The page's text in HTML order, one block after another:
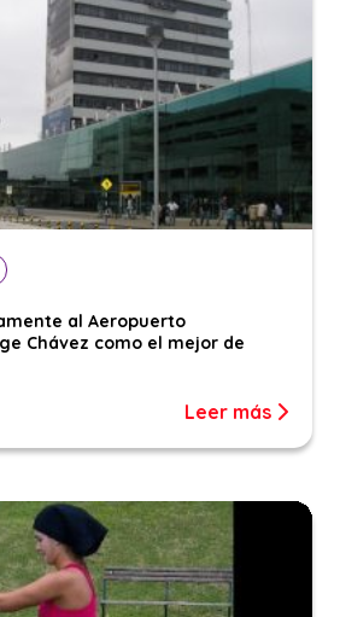
al Aeropuerto
Chávez como el mejor de
Leer más